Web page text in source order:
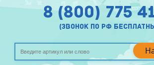
8 (800) 775
(звонок по рф